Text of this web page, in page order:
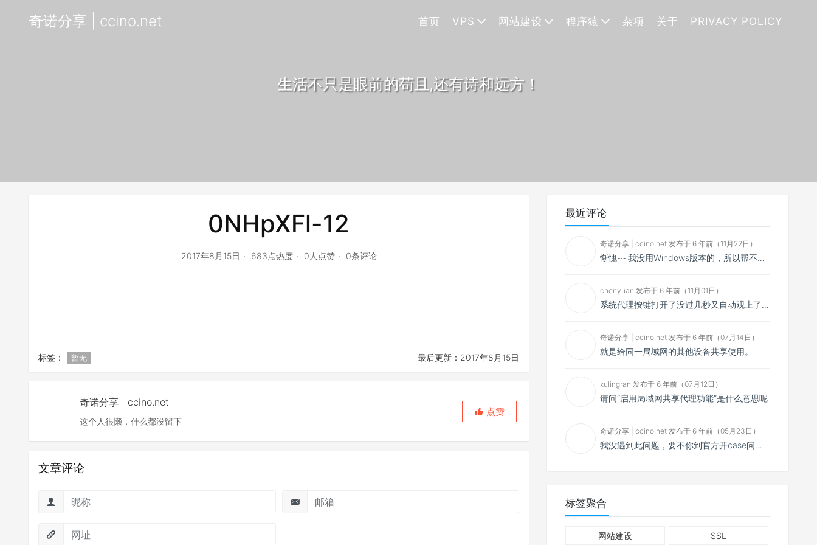
奇诺分享 | ccino.net 首页 VPS 网站建设 程序猿 杂项 关于 PRIVACY POLICY
生活不只是眼前的苟且,还有诗和远方！
0NHpXFl-12
2017年8月15日 683点热度 0人点赞 0条评论
标签： 暂无 最后更新：2017年8月15日
奇诺分享 | ccino.net
这个人很懒，什么都没留下
点赞
文章评论
最近评论
奇诺分享 | ccino.net 发布于 6 年前（11月22日）
惭愧~~我没用Windows版本的，所以帮不了你~~
chenyuan 发布于 6 年前（11月01日）
系统代理按键打开了没过几秒又自动观上了，导致一直打开不了，是什么问题呢？感谢大佬，请帮帮忙！谢谢！
奇诺分享 | ccino.net 发布于 6 年前（07月14日）
就是给同一局域网的其他设备共享使用。
xulingran 发布于 6 年前（07月12日）
请问“启用局域网共享代理功能”是什么意思呢
奇诺分享 | ccino.net 发布于 6 年前（05月23日）
我没遇到此问题，要不你到官方开case问问看？
标签聚合
网站建设 SSL